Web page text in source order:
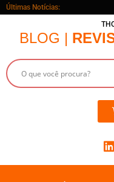
Últimas Notícias:
BLOG |